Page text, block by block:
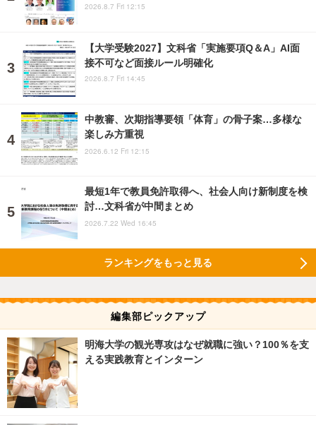
2026.8.7 Fri 12:15
【大学受験2027】文科省「実施要項Q＆A」AI面
接不可など面接ルール明確化
2026.8.7 Fri 14:45
中教審、次期指導要領「体育」の骨子案…多様な
楽しみ方重視
2026.6.12 Fri 12:15
最短1年で教員免許取得へ、社会人向け新制度を検
討…文科省が中間まとめ
2026.7.22 Wed 16:45
ランキングをもっと見る
編集部ピックアップ
明海大学の観光専攻はなぜ就職に強い？100％を支
える実践教育とインターン